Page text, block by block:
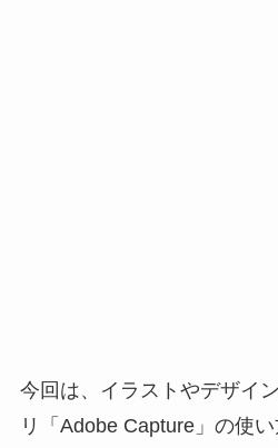
今回は、イラストやデザイ
リ「Adobe Capture」の使い